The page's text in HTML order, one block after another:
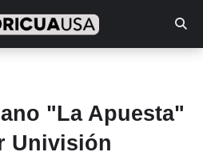
"La Apuesta"
Univisión